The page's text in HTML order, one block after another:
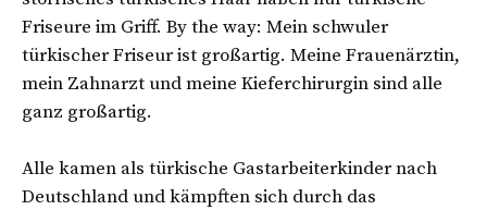
Friseure im Griff. By the way: Mein schwuler
türkischer Friseur ist großartig. Meine Frauenärztin,
mein Zahnarzt und meine Kieferchirurgin sind alle
ganz großartig.
Alle kamen als türkische Gastarbeiterkinder nach
Deutschland und kämpften sich durch das